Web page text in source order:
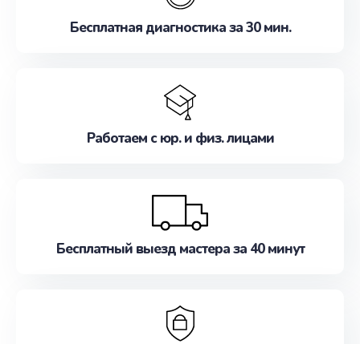
Бесплатная диагностика за 30 мин.
Работаем с юр. и физ. лицами
Бесплатный выезд мастера за 40 минут